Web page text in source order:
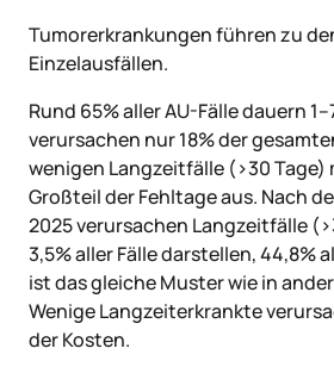
Tumorerkrankungen führen zu
Einzelausfällen.
Rund 65% aller AU-Fälle dauern
verursachen nur 18% der
wenigen Langzeitfälle (>30 Tage)
Großteil der Fehltage aus. Nach
2025 verursachen Langzeitfälle
3,5% aller Fälle darstellen, 44,8%
ist das gleiche Muster wie in
Wenige Langzeiterkrankte
der Kosten.